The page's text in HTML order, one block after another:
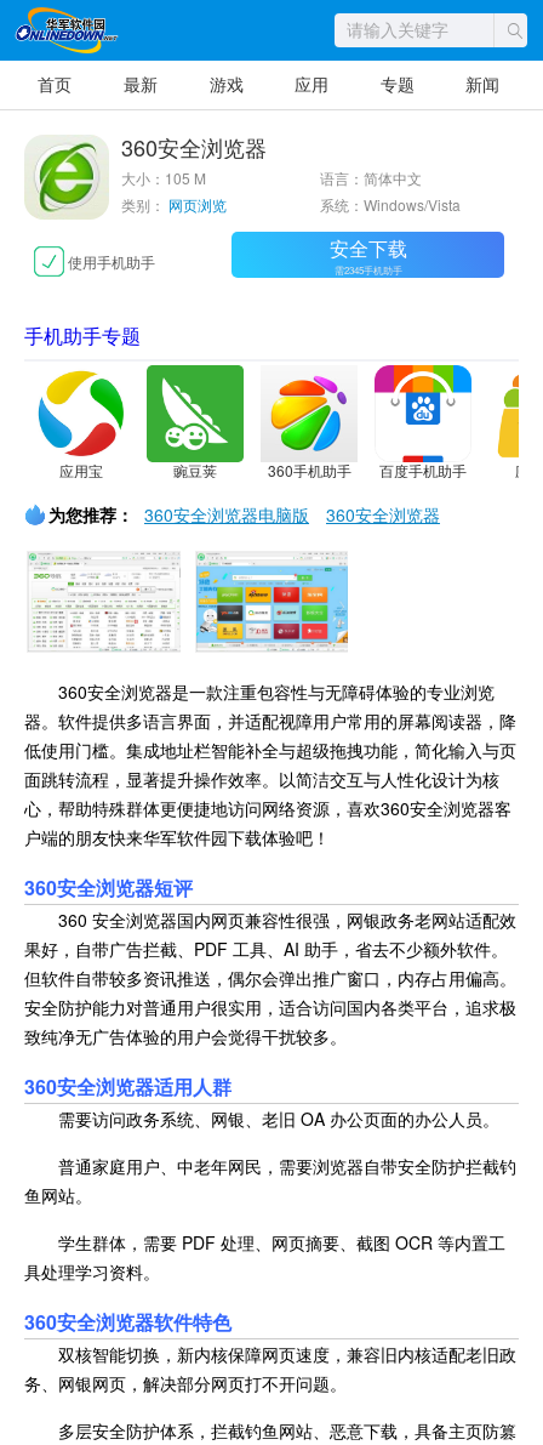
首页 最新 游戏 应用 专题 新闻
360安全浏览器
大小：105 M
语言：简体中文
类别： 网页浏览 系统：Windows/Vista
使用手机助手 安全下载
需2345手机助手
手机助手专题
应用宝 豌豆荚 360手机助手 百度手机助手 应
为您推荐： 360安全浏览器电脑版 360安全浏览器
360安全浏览器是一款注重包容性与无障碍体验的专业浏览
器。软件提供多语言界面，并适配视障用户常用的屏幕阅读器，降
低使用门槛。集成地址栏智能补全与超级拖拽功能，简化输入与页
面跳转流程，显著提升操作效率。以简洁交互与人性化设计为核
心，帮助特殊群体更便捷地访问网络资源，喜欢360安全浏览器客
户端的朋友快来华军软件园下载体验吧！
360安全浏览器短评
360 安全浏览器国内网页兼容性很强，网银政务老网站适配效
果好，自带广告拦截、PDF 工具、AI 助手，省去不少额外软件。
但软件自带较多资讯推送，偶尔会弹出推广窗口，内存占用偏高。
安全防护能力对普通用户很实用，适合访问国内各类平台，追求极
致纯净无广告体验的用户会觉得干扰较多。
360安全浏览器适用人群
需要访问政务系统、网银、老旧 OA 办公页面的办公人员。
普通家庭用户、中老年网民，需要浏览器自带安全防护拦截钓
鱼网站。
学生群体，需要 PDF 处理、网页摘要、截图 OCR 等内置工
具处理学习资料。
360安全浏览器软件特色
双核智能切换，新内核保障网页速度，兼容旧内核适配老旧政
务、网银网页，解决部分网页打不开问题。
多层安全防护体系，拦截钓鱼网站、恶意下载，具备主页防篡